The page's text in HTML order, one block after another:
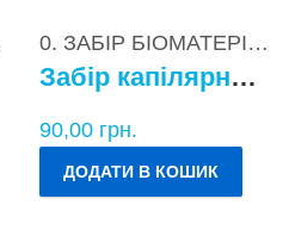
0. ЗАБІР БІОМАТЕРІАЛІВ
Забір капілярної крові
90,00 грн.
ДОДАТИ В КОШИК